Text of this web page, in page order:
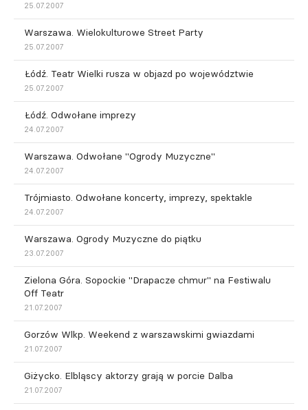
25.07.2007
Warszawa. Wielokulturowe Street Party
25.07.2007
Łódź. Teatr Wielki rusza w objazd po województwie
25.07.2007
Łódź. Odwołane imprezy
24.07.2007
Warszawa. Odwołane "Ogrody Muzyczne"
24.07.2007
Trójmiasto. Odwołane koncerty, imprezy, spektakle
24.07.2007
Warszawa. Ogrody Muzyczne do piątku
23.07.2007
Zielona Góra. Sopockie "Drapacze chmur" na Festiwalu
Off Teatr
21.07.2007
Gorzów Wlkp. Weekend z warszawskimi gwiazdami
21.07.2007
Giżycko. Elbląscy aktorzy grają w porcie Dalba
21.07.2007